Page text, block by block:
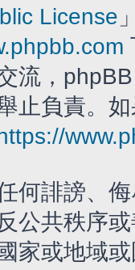
License
流，
止負責。
何誹謗、
公共秩序
家或地域